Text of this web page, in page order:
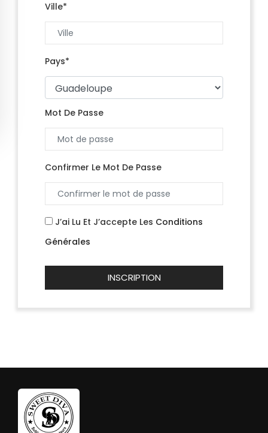
Ville*
Pays*
Mot De Passe
Confirmer Le Mot De Passe
J’ai Lu Et J’accepte Les Conditions
Générales
INSCRIPTION